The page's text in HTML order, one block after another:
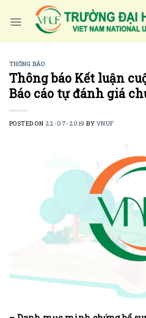
THÔNG BÁO
Thông báo Kết luận
Báo cáo tự đánh giá
POSTED ON 22-07-2019 BY VNUF